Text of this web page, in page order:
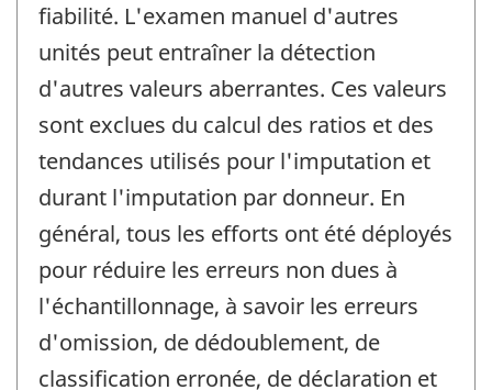
fiabilité. L'examen manuel d'autres
unités peut entraîner la détection
d'autres valeurs aberrantes. Ces valeurs
sont exclues du calcul des ratios et des
tendances utilisés pour l'imputation et
durant l'imputation par donneur. En
général, tous les efforts ont été déployés
pour réduire les erreurs non dues à
l'échantillonnage, à savoir les erreurs
d'omission, de dédoublement, de
classification erronée, de déclaration et